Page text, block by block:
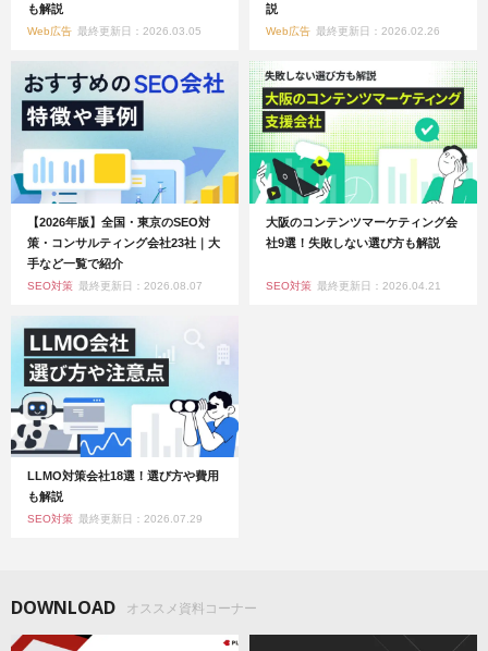
も解説
Web広告 最終更新日：2026.03.05
説
Web広告 最終更新日：2026.02.26
【2026年版】全国・東京のSEO対
策・コンサルティング会社23社｜大
手など一覧で紹介
SEO対策 最終更新日：2026.08.07
大阪のコンテンツマーケティング会
社9選！失敗しない選び方も解説
SEO対策 最終更新日：2026.04.21
LLMO対策会社18選！選び方や費用
も解説
SEO対策 最終更新日：2026.07.29
DOWNLOAD オススメ資料コーナー